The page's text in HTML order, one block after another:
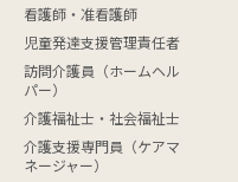
看護師・准看護師
児童発達支援管理責任者
訪問介護員（ホームヘル
パー）
介護福祉士・社会福祉士
介護支援専門員（ケアマ
ネージャー）